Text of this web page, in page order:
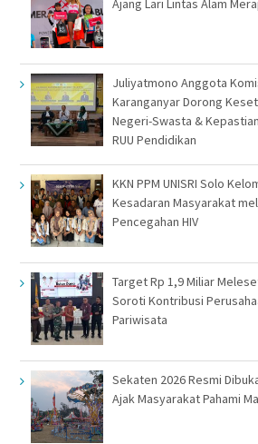
Ajang Lari Lintas Alam
Juliyatmono Anggota
Karanganyar Dorong
Negeri-Swasta &
RUU Pendidikan
KKN PPM UNISRI Solo
Kesadaran Masyarakat
Pencegahan HIV
Target Rp 1,9 Miliar
Soroti Kontribusi
Pariwisata
Sekaten 2026 Resmi
Ajak Masyarakat Pahami